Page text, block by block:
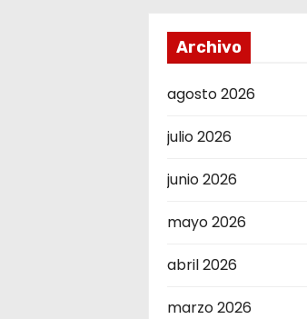
Archivo
agosto 2026
julio 2026
junio 2026
mayo 2026
abril 2026
marzo 2026